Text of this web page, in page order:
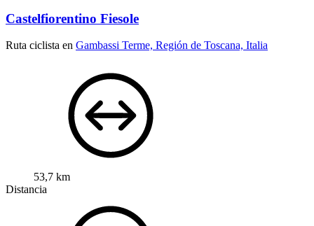
Castelfiorentino Fiesole
Ruta ciclista en Gambassi Terme, Región de Toscana, Italia
53,7 km
Distancia